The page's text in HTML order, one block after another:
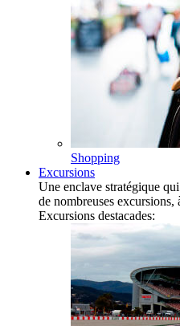
Shopping
Excursions
Une enclave stratégique
de nombreuses excursions,
Excursions destacades: